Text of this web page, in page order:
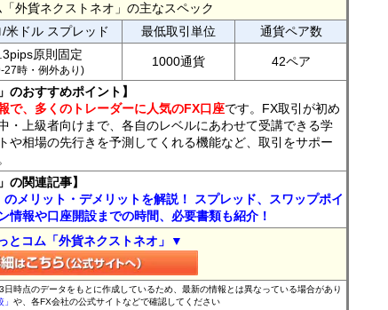
外貨ネクストネオ」の主なスペック
米ドル スプレッド 最低取引単位
通貨ペア数
原則固定
27時・例外あり)
1000通貨 42ペア
のおすすめポイント】
で、多くのトレーダーに人気のFX口座です。FX取引が初め
・上級者向けまで、各自のレベルにあわせて受講できる学
や相場の先行きを予測してくれる機能など、取引をサポー
の関連記事】
メリット・デメリットを解説！ スプレッド、スワップポイ
情報や口座開設までの時間、必要書類も紹介！
とコム「外貨ネクストネオ」▼
時点のデータをもとに作成しているため、最新の情報とは異なっている場合があり
や、各FX会社の公式サイトなどで確認してください